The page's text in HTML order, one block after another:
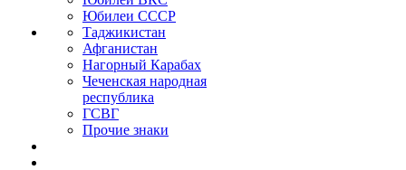
Юбилеи СССР
Таджикистан
Афганистан
Нагорный Карабах
Чеченская народная
республика
ГСВГ
Прочие знаки